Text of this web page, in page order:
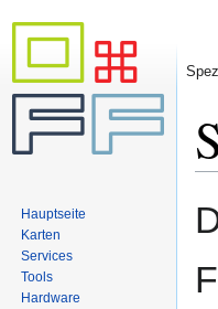
Hauptseite
Karten
Services
Tools
Hardware